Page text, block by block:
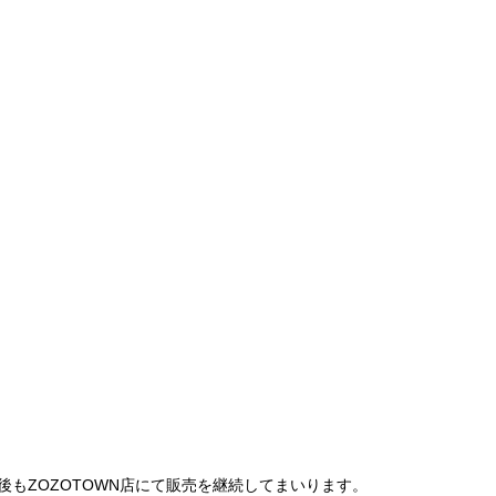
ZOZOTOWN店にて販売を継続してまいります。